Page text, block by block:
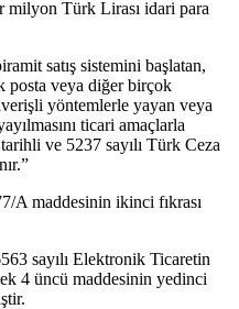
milyon Türk Lirası idari para
satış sistemini başlatan,
posta veya diğer birçok
yöntemlerle yayan veya
ticari amaçlarla
ve 5237 sayılı Türk Ceza
A maddesinin ikinci fıkrası
sayılı Elektronik Ticaretin
4 üncü maddesinin yedinci